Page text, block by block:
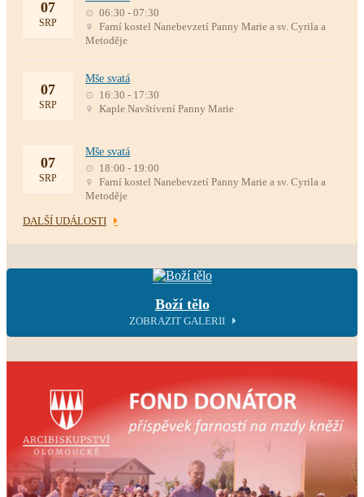
07
SRP
06:30 - 07:30
Farní kostel Nanebevzetí Panny Marie a sv. Cyrila a
Metoděje
07
SRP
Mše svatá
16:30 - 17:30
Kaple Navštívení Panny Marie
07
SRP
Mše svatá
18:00 - 19:00
Farní kostel Nanebevzetí Panny Marie a sv. Cyrila a
Metoděje
DALŠÍ UDÁLOSTI
Boží tělo
ZOBRAZIT GALERII